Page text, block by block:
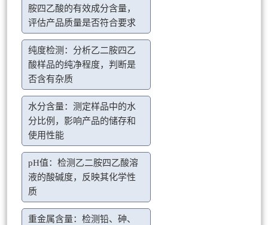
胺四乙酸的有效成分含量，
评估产品质量是否符合要求
纯度检测：分析乙二胺四乙
酸样品的纯净程度，判断是
否含有杂质
水分含量：测定样品中的水
分比例，影响产品的储存和
使用性能
pH值：检测乙二胺四乙酸溶
液的酸碱度，反映其化学性
质
重金属含量：检测铅、砷、